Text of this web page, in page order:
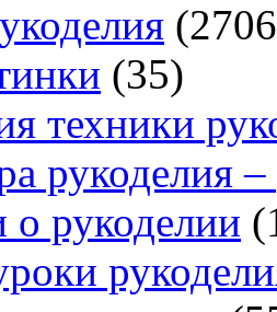
(35)
техники
рукоделия
о рукоделии